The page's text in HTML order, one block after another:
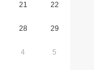
21 22
28 29
4 5